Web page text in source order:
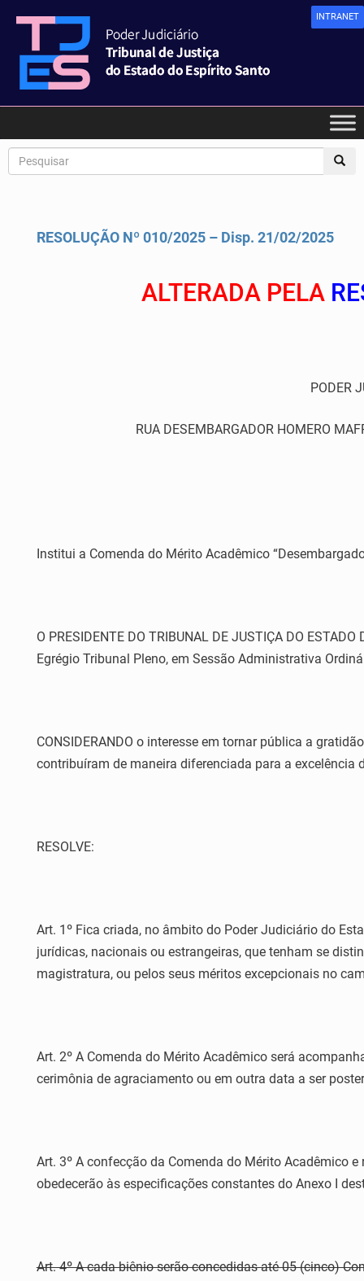
INTRANET
RESOLUÇÃO Nº 010/2025 – Disp. 21/02/2025
ALTERADA PELA
PODER
RUA DESEMBARGADOR HOMERO
Institui a Comenda do Mérito Acadêmico
O PRESIDENTE DO TRIBUNAL DE JUSTIÇA DO
Egrégio Tribunal Pleno, em Sessão Administrativa
CONSIDERANDO o interesse em tornar pública a
contribuíram de maneira diferenciada para a
RESOLVE:
Art. 1º Fica criada, no âmbito do Poder Judiciário do
jurídicas, nacionais ou estrangeiras, que tenham se
magistratura, ou pelos seus méritos excepcionais no
Art. 2º A Comenda do Mérito Acadêmico será
cerimônia de agraciamento ou em outra data a ser
Art. 3º A confecção da Comenda do Mérito Acadêmico
obedecerão às especificações constantes do Anexo I
Art. 4º A cada biênio serão concedidas até 05 (cinco)